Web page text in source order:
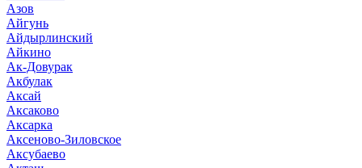
Азов
Айгунь
Айдырлинский
Айкино
Ак-Довурак
Акбулак
Аксай
Аксаково
Аксарка
Аксеново-Зиловское
Аксубаево